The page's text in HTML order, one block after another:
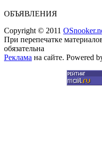
ОБЪЯВЛЕНИЯ
Copyright © 2011
При перепечатке
обязательна
Реклама на сайте. Powered